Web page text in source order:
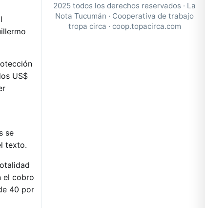
US$
se
texto.
el cobro
40 por
2025 todos los derechos reservados · La
Nota Tucumán · Cooperativa de trabajo
tropa circa · coop.topacirca.com